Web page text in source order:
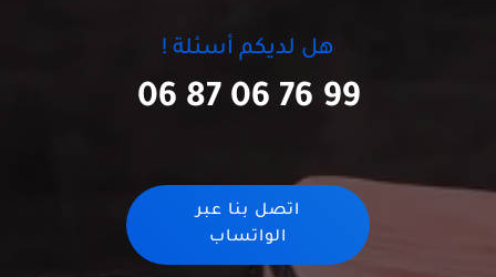
هل لديكم أسئلة !
06 87 06 76 99
اتصل بنا عبر
الواتساب